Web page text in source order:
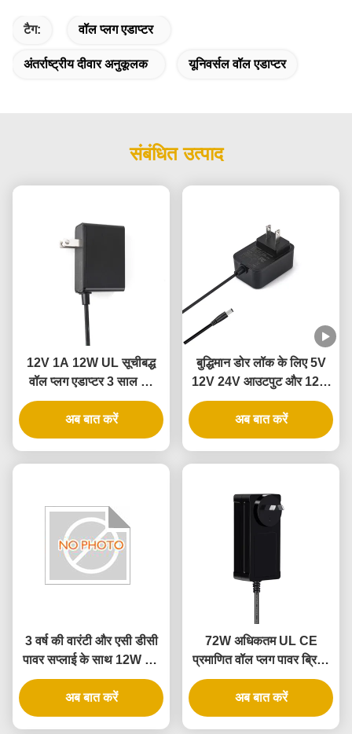
टैग: वॉल प्लग एडाप्टर
अंतर्राष्ट्रीय दीवार अनुकूलक यूनिवर्सल वॉल एडाप्टर
संबंधित उत्पाद
12V 1A 12W UL सूचीबद्ध
वॉल प्लग एडाप्टर 3 साल की
वारंटी और कई सुरक्षा के साथ
अब बात करें
बुद्धिमान डोर लॉक के लिए 5V
12V 24V आउटपुट और 12W
24W पावर के साथ UL
प्रमाणित वॉल पावर एडाप्टर
अब बात करें
3 वर्ष की वारंटी और एसी डीसी
पावर सप्लाई के साथ 12W उल
सूचीबद्ध वॉल पावर एडाप्टर
अब बात करें
72W अधिकतम UL CE
प्रमाणित वॉल प्लग पावर ब्रिक,
3 साल की वारंटी के साथ
अब बात करें